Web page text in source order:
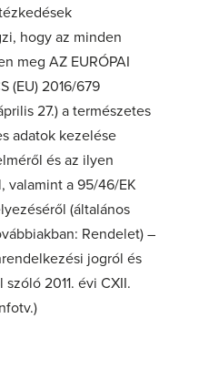
hogy az minden
meg AZ EURÓPAI
(EU) 2016/679
27.) a természetes
adatok kezelése
és az ilyen
valamint a 95/46/EK
(általános
Rendelet) –
jogról és
2011. évi CXII.